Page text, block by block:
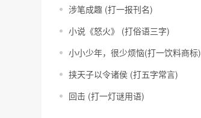
涉笔成趣 (打一报刊名)
小说《怒火》 (打俗语三字)
小小少年，很少烦恼(打一饮料商标)
挟天子以令诸侯 (打五字常言)
回击 (打一灯谜用语)